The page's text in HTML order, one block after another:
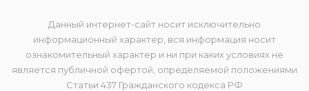
Данный интернет-сайт носит исключительно
информационный характер, вся информация носит
ознакомительный характер и ни при каких условиях не
является публичной офертой, определяемой положениями
Статьи 437 Гражданского кодекса РФ